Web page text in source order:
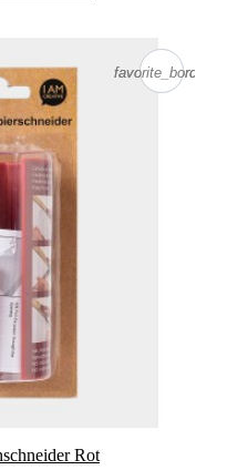
favorite_border
favorite_border
Rot